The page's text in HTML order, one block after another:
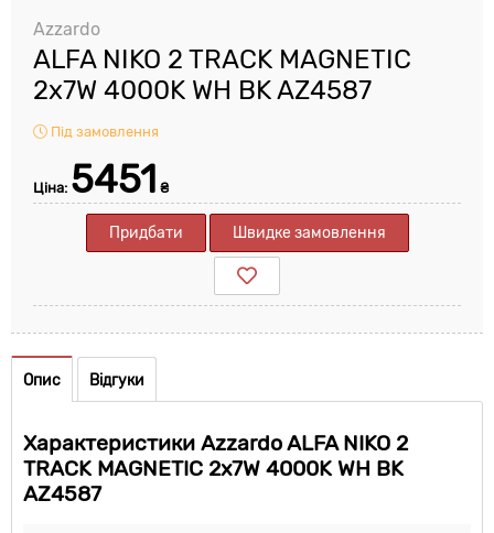
Azzardo
ALFA NIKO 2 TRACK MAGNETIC
2x7W 4000K WH BK AZ4587
Під замовлення
Ціна: 5451 ₴
Придбати Швидке замовлення
Опис Відгуки
Характеристики Azzardo ALFA NIKO 2
TRACK MAGNETIC 2x7W 4000K WH BK
AZ4587